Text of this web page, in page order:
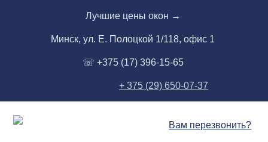
Лучшие цены окон →
Минск, ул. Е. Полоцкой 1/118, офис 1
☏ +375 (17) 396-15-65
+ 375 (29) 650-07-37
Вам перезвонить?